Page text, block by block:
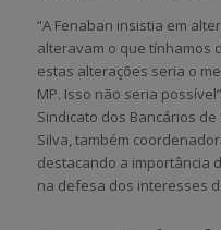
“A Fenaban insistia em
alteravam o que tínhamos
estas alterações seria o
MP. Isso não seria
Sindicato dos Bancários de
Silva, também
destacando a importância
na defesa dos interesses